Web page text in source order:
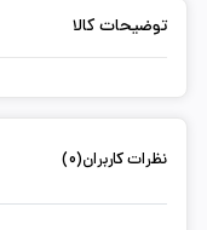
توضیحات کالا
نظرات کاربران(0)